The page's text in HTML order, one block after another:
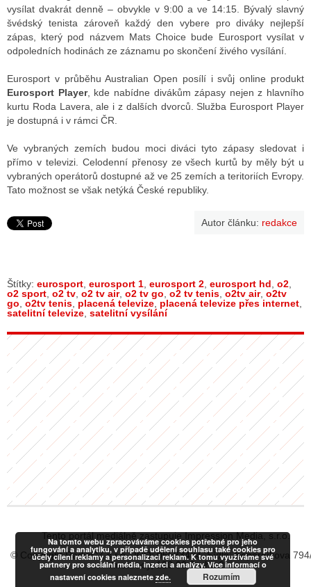
vysílat dvakrát denně – obvykle v 9:00 a ve 14:15. Bývalý slavný
švédský tenista zároveň každý den vybere pro diváky nejlepší
zápas, který pod názvem Mats Choice bude Eurosport vysílat v
odpoledních hodinách ze záznamu po skončení živého vysílání.
Eurosport v průběhu Australian Open posílí i svůj online produkt
Eurosport Player, kde nabídne divákům zápasy nejen z hlavního
kurtu Roda Lavera, ale i z dalších dvorců. Služba Eurosport Player
je dostupná i v rámci ČR.
Ve vybraných zemích budou moci diváci tyto zápasy sledovat i
přímo v televizi. Celodenní přenosy ze všech kurtů by měly být u
vybraných operátorů dostupné až ve 25 zemích a teritoriích Evropy.
Tato možnost se však netýká České republiky.
Autor článku: redakce
Štítky: eurosport eurosport 1 eurosport 2 eurosport hd o2
o2 sport o2 tv o2 tv air, o2 tv go o2 tv tenis o2tv air, o2tv
go o2tv tenis placená televize placená televize přes internet
satelitní televize satelitní vysílání
Tento portál mediálně zastupuje Impression Media, s.r.o.
© Copyright RadiaCZ s.r.o., IČO: 06533434, Sídlo: Koperníkova
Vinohrady, 120 00 Praha 2
Na tomto webu zpracováváme cookies potřebné pro jeho
fungování a analytiku, v případě udělení souhlasu také cookies pro
účely cílení reklamy a personalizaci reklam. K tomu využíváme své
partnery pro sociální média, inzerci a analýzy. Více informací o
nastavení cookies naleznete zde. Rozumím